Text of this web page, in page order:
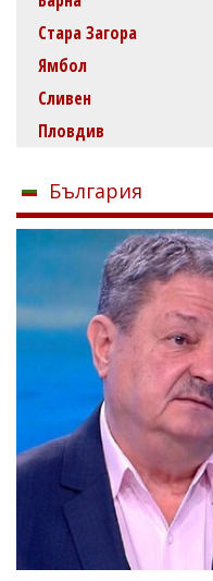
Стара Загора
Ямбол
Сливен
Пловдив
България